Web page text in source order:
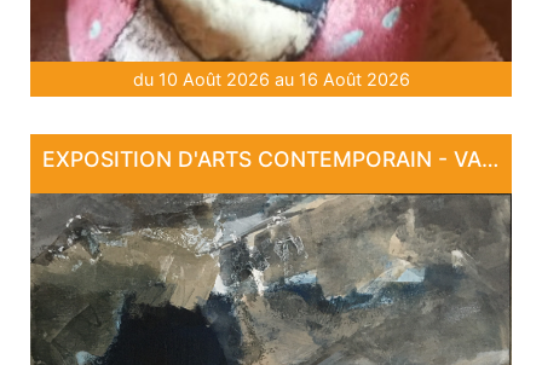
du 10 Août 2026 au 16 Août 2026
EXPOSITION D'ARTS CONTEMPORAIN - VARIATIONS POÉTIQUES